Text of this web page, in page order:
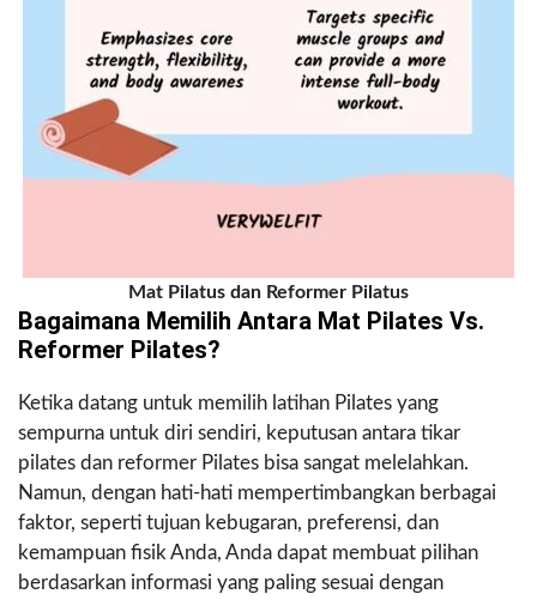
Mat Pilatus dan Reformer Pilatus
Bagaimana Memilih Antara Mat Pilates Vs.
Reformer Pilates?
Ketika datang untuk memilih latihan Pilates yang
sempurna untuk diri sendiri, keputusan antara tikar
pilates dan reformer Pilates bisa sangat melelahkan.
Namun, dengan hati-hati mempertimbangkan berbagai
faktor, seperti tujuan kebugaran, preferensi, dan
kemampuan fisik Anda, Anda dapat membuat pilihan
berdasarkan informasi yang paling sesuai dengan